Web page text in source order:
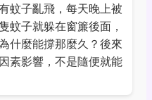
蚊子亂飛，每天晚上被
蚊子就躲在窗簾後面，
什麼能撐那麼久？後來
素影響，不是隨便就能